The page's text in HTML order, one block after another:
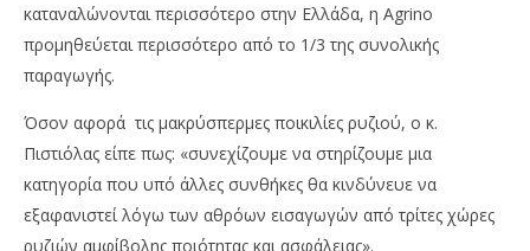
καταναλώνονται περισσότερο στην Ελλάδα, η Agrino
προμηθεύεται περισσότερο από το 1/3 της συνολικής
παραγωγής.
Όσον αφορά τις μακρύσπερμες ποικιλίες ρυζιού, ο κ.
Πιστιόλας είπε πως: «συνεχίζουμε να στηρίζουμε μια
κατηγορία που υπό άλλες συνθήκες θα κινδύνευε να
εξαφανιστεί λόγω των αθρόων εισαγωγών από τρίτες χώρες
ρυζιών αμφίβολης ποιότητας και ασφάλειας».